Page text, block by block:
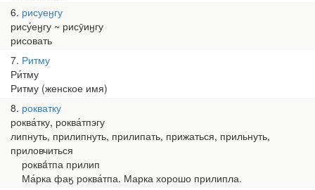
6 рисуеӈгу
рису́еӈгу ~ рисӯиӈгу
рисовать
7 Ритму
Ри́тму
Ритму (женское имя)
8 рокватку
роква́тку, роква́тпэгу
липнуть, прилипнуть, прилипать, прижаться, прильнуть,
приловчиться
роквáтпа прилип
Ма́рка фаӄ роква́тпа. Марка хорошо прилипла.